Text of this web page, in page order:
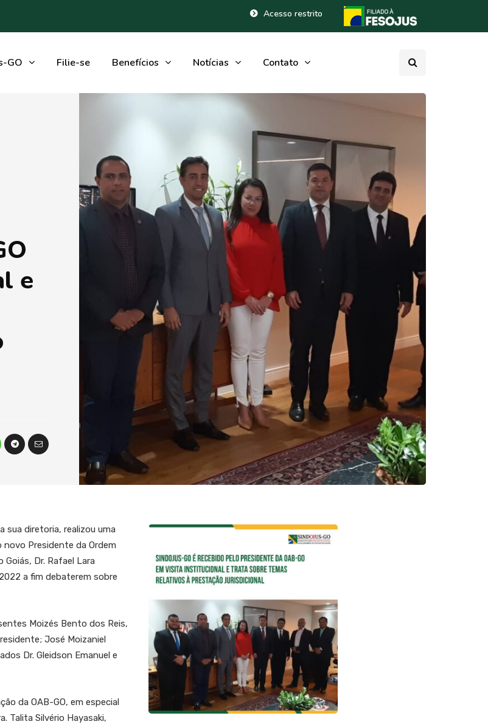
Acesso restrito
GO Filie-se Benefícios Notícias Contato
e
sua diretoria, realizou uma
Presidente da Ordem
Dr. Rafael Lara
a fim debaterem sobre
Moizés Bento dos Reis,
José Moizaniel
Dr. Gleidson Emanuel e
da OAB-GO, em especial
Talita Silvério Hayasaki,